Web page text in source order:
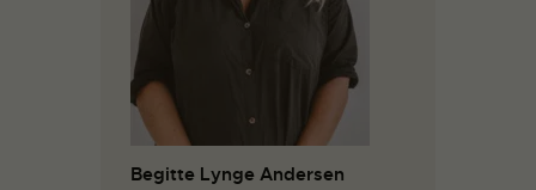
Begitte Lynge Andersen